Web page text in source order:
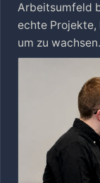
Arbeitsumfeld
echte Projekte,
um zu wachsen.